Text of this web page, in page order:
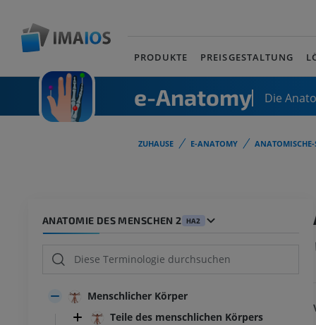
PRODUKTE PREISGESTALTUNG
e-Anatomy Die
ZUHAUSE E-ANATOMY ANATOMISCHE-
ANATOMIE DES MENSCHEN 2 HA2
Menschlicher Körper
Teile des menschlichen Körpers